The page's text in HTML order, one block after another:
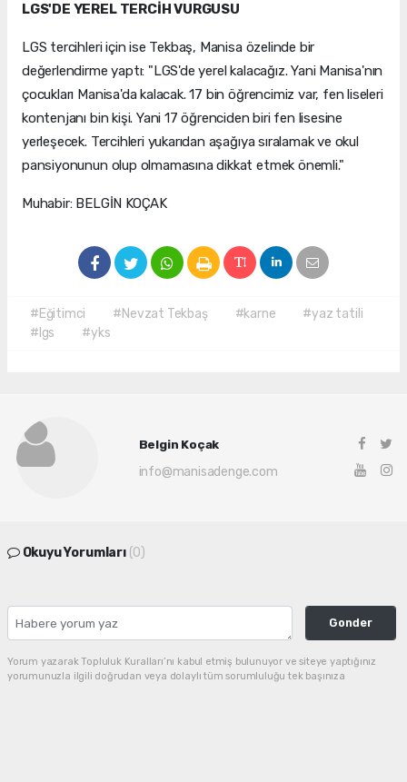
LGS'DE YEREL TERCİH VURGUSU
LGS tercihleri için ise Tekbaş, Manisa özelinde bir
değerlendirme yaptı: "LGS'de yerel kalacağız. Yani Manisa'nın
çocukları Manisa'da kalacak. 17 bin öğrencimiz var, fen liseleri
kontenjanı bin kişi. Yani 17 öğrenciden biri fen lisesine
yerleşecek. Tercihleri yukarıdan aşağıya sıralamak ve okul
pansiyonunun olup olmamasına dikkat etmek önemli."
Muhabir: BELGİN KOÇAK
#Eğitimci #Nevzat Tekbaş #karne
#yaz tatili
#lgs
#yks
Belgin Koçak
info@manisadenge.com
Okuyu Yorumları (0)
Gonder
Yorum yazarak Topluluk Kuralları’nı kabul etmiş bulunuyor ve siteye yaptığınız
yorumunuzla ilgili doğrudan veya dolaylı tüm sorumluluğu tek başınıza